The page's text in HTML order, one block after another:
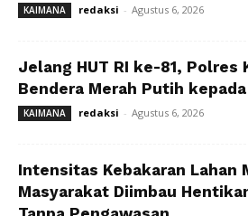
KAIMANA redaksi - Agustus 6, 2026
Jelang HUT RI ke-81, Polres
Bendera Merah Putih
KAIMANA redaksi - Agustus 6, 2026
Intensitas Kebakaran Lahan
Masyarakat Diimbau